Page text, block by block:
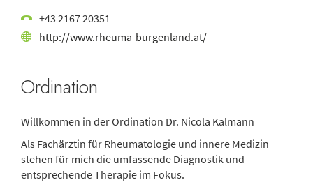
+43 2167 20351
http://www.rheuma-burgenland.at/
Ordination
Willkommen in der Ordination Dr. Nicola Kalmann
Als Fachärztin für Rheumatologie und innere Medizin
stehen für mich die umfassende Diagnostik und
entsprechende Therapie im Fokus.